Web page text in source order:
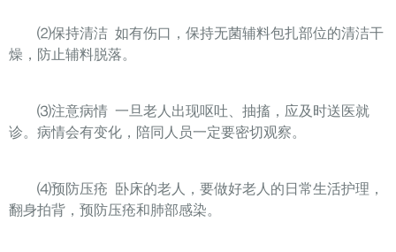
⑵保持清洁 如有伤口，保持无菌辅料包扎部位的清洁干
燥，防止辅料脱落。
⑶注意病情 一旦老人出现呕吐、抽搐，应及时送医就
诊。病情会有变化，陪同人员一定要密切观察。
⑷预防压疮
卧床的老人，要做好老人的日常生活护理，
翻身拍背，预防压疮和肺部感染。